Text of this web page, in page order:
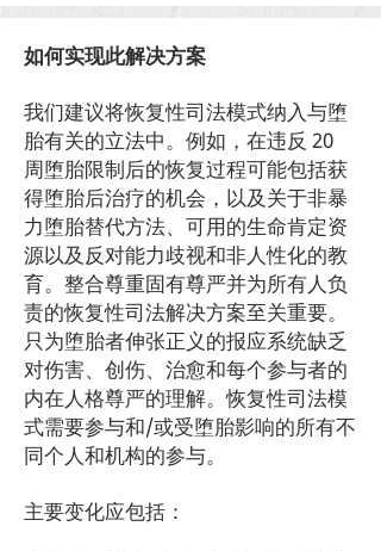
如何实现此解决方案
我们建议将恢复性司法模式纳入与堕
胎有关的立法中。例如，在违反 20
周堕胎限制后的恢复过程可能包括获
得堕胎后治疗的机会，以及关于非暴
力堕胎替代方法、可用的生命肯定资
源以及反对能力歧视和非人性化的教
育。整合尊重固有尊严并为所有人负
责的恢复性司法解决方案至关重要。
只为堕胎者伸张正义的报应系统缺乏
对伤害、创伤、治愈和每个参与者的
内在人格尊严的理解。恢复性司法模
式需要参与和/或受堕胎影响的所有不
同个人和机构的参与。
主要变化应包括：